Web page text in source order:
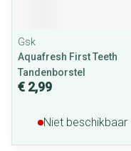
Gsk
Aquafresh First Teeth
Tandenborstel
€ 2,99
Niet beschikbaar